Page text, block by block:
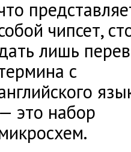
чипсет,
лишь
с
— это набор